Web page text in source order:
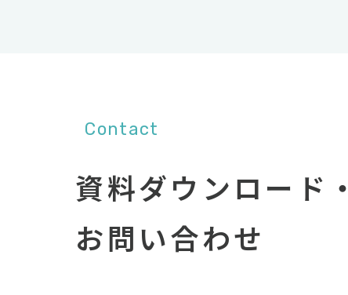
Contact
資料ダウンロード・
お問い合わせ